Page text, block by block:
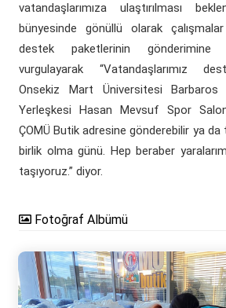
vatandaşlarımıza ulaştırılması
bünyesinde gönüllü olarak
destek paketlerinin gönderimine
vurgulayarak “Vatandaşlarımız
Onsekiz Mart Üniversitesi Barbaros
Yerleşkesi Hasan Mevsuf Spor
ÇOMÜ Butik adresine gönderebilir ya da
birlik olma günü. Hep beraber
taşıyoruz.” diyor.
Fotoğraf Albümü